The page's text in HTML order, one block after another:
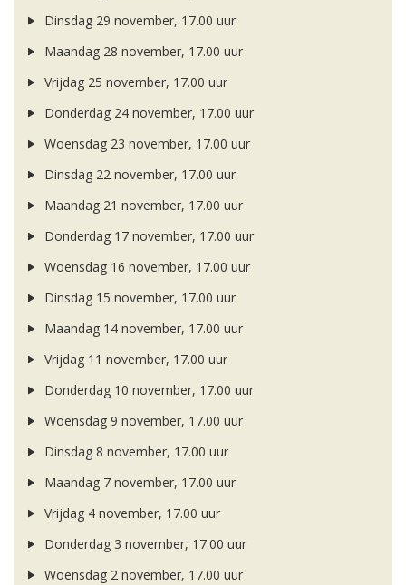
Dinsdag 29 november, 17.00 uur
Maandag 28 november, 17.00 uur
Vrijdag 25 november, 17.00 uur
Donderdag 24 november, 17.00 uur
Woensdag 23 november, 17.00 uur
Dinsdag 22 november, 17.00 uur
Maandag 21 november, 17.00 uur
Donderdag 17 november, 17.00 uur
Woensdag 16 november, 17.00 uur
Dinsdag 15 november, 17.00 uur
Maandag 14 november, 17.00 uur
Vrijdag 11 november, 17.00 uur
Donderdag 10 november, 17.00 uur
Woensdag 9 november, 17.00 uur
Dinsdag 8 november, 17.00 uur
Maandag 7 november, 17.00 uur
Vrijdag 4 november, 17.00 uur
Donderdag 3 november, 17.00 uur
Woensdag 2 november, 17.00 uur